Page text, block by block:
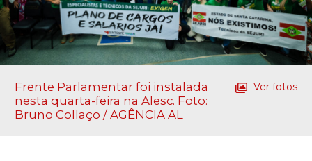
Frente Parlamentar foi instalada
nesta quarta-feira na Alesc. Foto:
Bruno Collaço / AGÊNCIA AL
Ver fotos